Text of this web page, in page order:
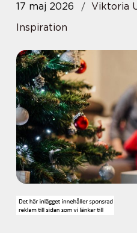
17 maj 2026
Viktoria
Inspiration